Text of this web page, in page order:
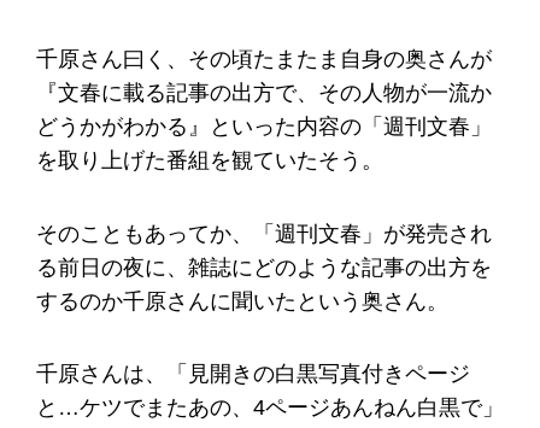
千原さん曰く、その頃たまたま自身の奥さんが
『文春に載る記事の出方で、その人物が一流か
どうかがわかる』といった内容の「週刊文春」
を取り上げた番組を観ていたそう。
そのこともあってか、「週刊文春」が発売され
る前日の夜に、雑誌にどのような記事の出方を
するのか千原さんに聞いたという奥さん。
千原さんは、「見開きの白黒写真付きページ
と…ケツでまたあの、4ページあんねん白黒で」